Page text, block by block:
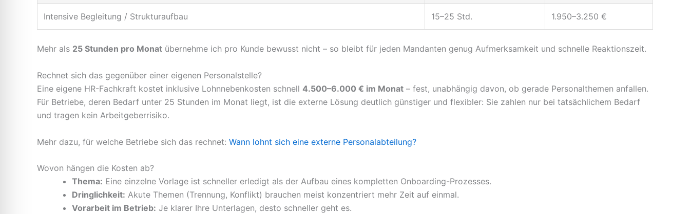
Intensive Begleitung / Strukturaufbau 15–25 Std. 1.950–3.250 €
Mehr als 25 Stunden pro Monat übernehme ich pro Kunde bewusst nicht – so bleibt für jeden Mandanten genug Aufmerksamkeit und schnelle Reaktionszeit.
Rechnet sich das gegenüber einer eigenen Personalstelle?
Eine eigene HR-Fachkraft kostet inklusive Lohnnebenkosten schnell 4.500–6.000 € im Monat – fest, unabhängig davon, ob gerade Personalthemen anfallen.
Für Betriebe, deren Bedarf unter 25 Stunden im Monat liegt, ist die externe Lösung deutlich günstiger und flexibler: Sie zahlen nur bei tatsächlichem Bedarf
und tragen kein Arbeitgeberrisiko.
Mehr dazu, für welche Betriebe sich das rechnet: Wann lohnt sich eine externe Personalabteilung?
Wovon hängen die Kosten ab?
Thema: Eine einzelne Vorlage ist schneller erledigt als der Aufbau eines kompletten Onboarding-Prozesses.
Dringlichkeit: Akute Themen (Trennung, Konflikt) brauchen meist konzentriert mehr Zeit auf einmal.
Vorarbeit im Betrieb: Je klarer Ihre Unterlagen, desto schneller geht es.